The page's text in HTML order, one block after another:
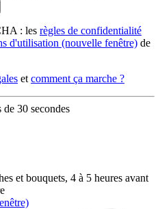
: les règles de confidentialité
d'utilisation (nouvelle fenêtre) de
et comment ça marche ?
30 secondes
et bouquets, 4 à 5 heures avant